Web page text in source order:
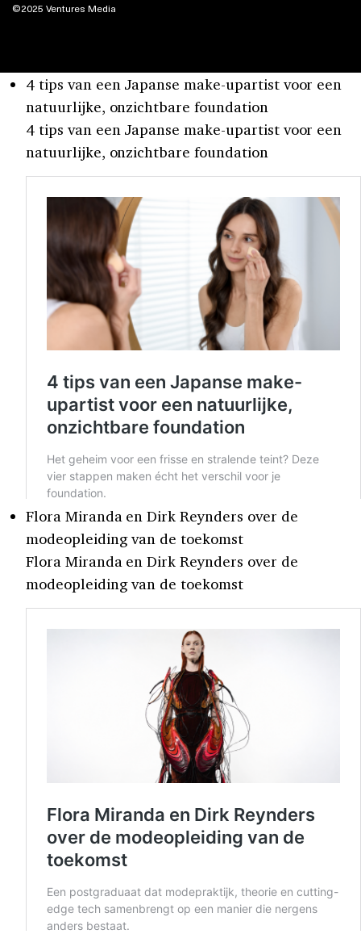
©2025 Ventures Media
4 tips van een Japanse make-upartist voor een
natuurlijke, onzichtbare foundation
4 tips van een Japanse make-upartist voor een
natuurlijke, onzichtbare foundation
Flora Miranda en Dirk Reynders over de
modeopleiding van de toekomst
Flora Miranda en Dirk Reynders over de
modeopleiding van de toekomst